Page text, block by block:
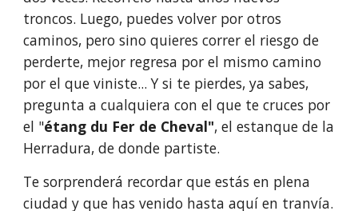
troncos. Luego, puedes volver por otros
caminos, pero sino quieres correr el riesgo de
perderte, mejor regresa por el mismo camino
por el que viniste... Y si te pierdes, ya sabes,
pregunta a cualquiera con el que te cruces por
el "étang du Fer de Cheval", el estanque de la
Herradura, de donde partiste.
Te sorprenderá recordar que estás en plena